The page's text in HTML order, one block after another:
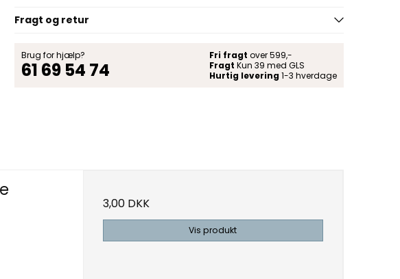
Fragt og retur
Brug for hjælp?
61 69 54 74
Fri fragt over 599,-
Fragt Kun 39 med GLS
Hurtig levering 1-3 hverdage
3,00 DKK
Vis produkt